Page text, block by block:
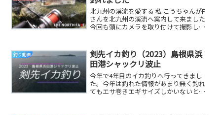
北九州の渓流を愛する 私 こうちゃんがF
さんを北九州の渓流へ案内して来ました
今回も頭にカメラを取り付けて撮影しま
釣り動画
剣先イカ釣り（2023）島根県浜
田港シャックリ波止
今年で4年目のイカ釣りへ行ってきまし
た。今年は釣れた情報があまり無く釣れ
てもエサ巻きエギサイズしかいないとの